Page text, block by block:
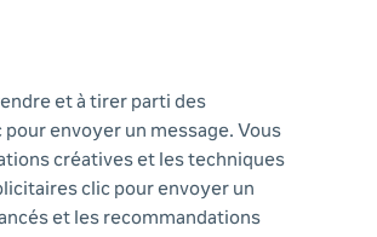
et à tirer parti des
envoyer un message. Vous
créatives et les techniques
clic pour envoyer un
et les recommandations